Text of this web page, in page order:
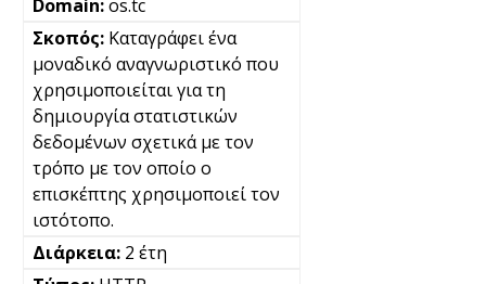
os.tc
Καταγράφει ένα
μοναδικό αναγνωριστικό που
χρησιμοποιείται για τη
δημιουργία στατιστικών
δεδομένων σχετικά με τον
τρόπο με τον οποίο ο
επισκέπτης χρησιμοποιεί τον
ιστότοπο.
2 έτη